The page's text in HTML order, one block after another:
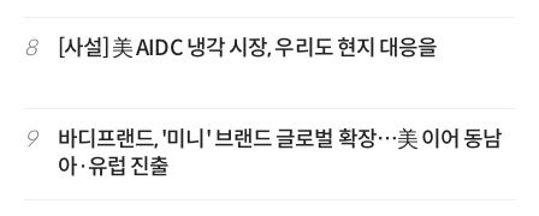
8 [사설] 美 AIDC 냉각 시장, 우리도 현지 대응을
9
바디프랜드, '미니' 브랜드 글로벌 확장…美 이어 동남
아·유럽 진출